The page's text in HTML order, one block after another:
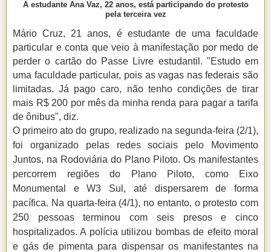
A estudante Ana Vaz, 22 anos, está participando do protesto
pela terceira vez
Mário Cruz, 21 anos, é estudante de uma faculdade
particular e conta que veio à manifestação por medo de
perder o cartão do Passe Livre estudantil. "Estudo em
uma faculdade particular, pois as vagas nas federais são
limitadas. Já pago caro, não tenho condições de tirar
mais R$ 200 por mês da minha renda para pagar a tarifa
de ônibus", diz.
O primeiro ato do grupo, realizado na segunda-feira (2/1),
foi organizado pelas redes sociais pelo Movimento
Juntos, na Rodoviária do Plano Piloto. Os manifestantes
percorrem regiões do Plano Piloto, como Eixo
Monumental e W3 Sul, até dispersarem de forma
pacífica. Na quarta-feira (4/1), no entanto, o protesto com
250 pessoas terminou com seis presos e cinco
hospitalizados. A polícia utilizou bombas de efeito moral
e gás de pimenta para dispensar os manifestantes na